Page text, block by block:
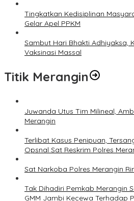
Tingkatkan Kedisiplinan
Gelar Apel PPKM
Sambut Hari Bhakti Adhiyaksa,
Vaksinasi Massal
Titik Merangin
Juwanda Utus Tim Milineal,
Merangin
Terlibat Kasus Penipuan,
Opsnal Sat Reskrim Polres
Sat Narkoba Polres Merangin
Tak Dihadiri Pemkab Merangin
GMM Jambi Kecewa Terhadap